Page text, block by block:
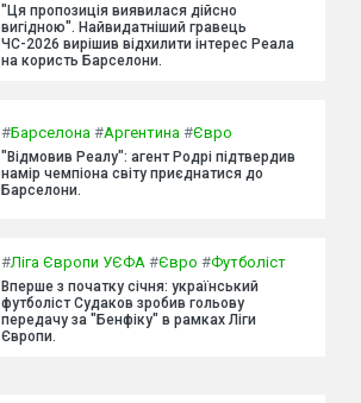
"Ця пропозиція виявилася дійсно
вигідною". Найвидатніший гравець
ЧС-2026 вирішив відхилити інтерес Реала
на користь Барселони.
#Барселона #Аргентина #Євро
"Відмовив Реалу": агент Родрі підтвердив
намір чемпіона світу приєднатися до
Барселони.
#Ліга Європи УЄФА #Євро #Футболіст
Вперше з початку січня: український
футболіст Судаков зробив гольову
передачу за "Бенфіку" в рамках Ліги
Європи.